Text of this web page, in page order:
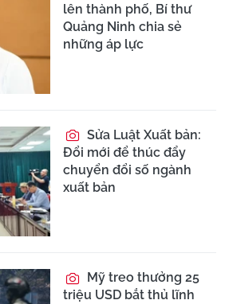
lên thành phố, Bí thư
Quảng Ninh chia sẻ
những áp lực
Sửa Luật Xuất bản:
Đổi mới để thúc đẩy
chuyển đổi số ngành
xuất bản
Mỹ treo thưởng 25
triệu USD bắt thủ lĩnh